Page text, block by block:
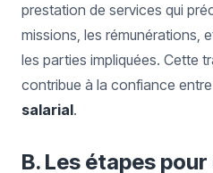
prestation de services qui
missions, les rémunérations,
les parties impliquées. Cette
contribue à la confiance
salarial.
B. Les étapes